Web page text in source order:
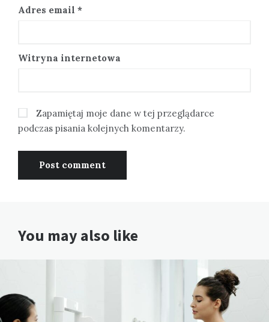
Adres email *
Witryna internetowa
Zapamiętaj moje dane w tej przeglądarce
podczas pisania kolejnych komentarzy.
You may also like